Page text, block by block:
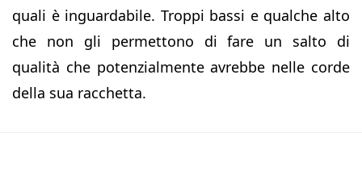
quali è inguardabile. Troppi bassi e qualche alto
che non gli permettono di fare un salto di
qualità che potenzialmente avrebbe nelle corde
della sua racchetta.